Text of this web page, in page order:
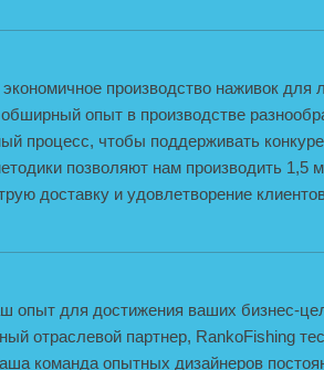
производство наживок для
опыт в производстве
процесс, чтобы поддерживать
позволяют нам производить 1,5
доставку и удовлетворение
опыт для достижения ваших бизнес-
отраслевой партнер, RankoFishing
команда опытных дизайнеров